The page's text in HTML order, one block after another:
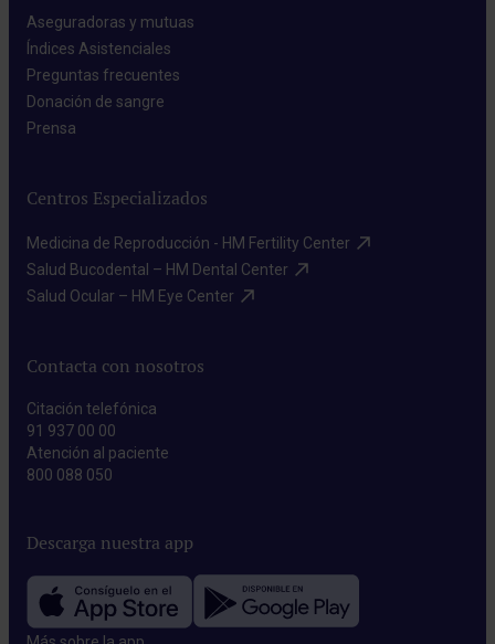
Aseguradoras y mutuas​
Índices Asistenciales​
Preguntas frecuentes​
Donación de sangre​
Prensa​
Centros Especializados
Medicina de Reproducción - HM Fertility Center​
Salud Bucodental – HM Dental Center​
Salud Ocular – HM Eye Center​
Contacta con nosotros
Citación telefónica
91 937 00 00
Atención al paciente
800 088 050
Descarga nuestra app